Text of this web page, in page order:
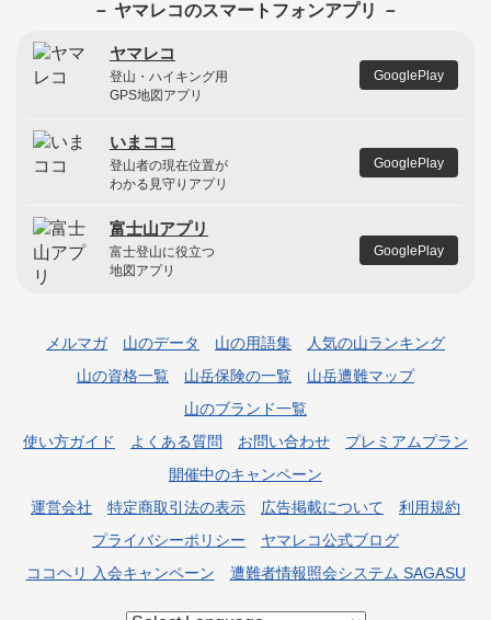
－ ヤマレコのスマートフォンアプリ －
ヤマレコ
登山・ハイキング用
GPS地図アプリ
GooglePlay
いまココ
登山者の現在位置が
わかる見守りアプリ
GooglePlay
富士山アプリ
富士登山に役立つ
地図アプリ
GooglePlay
メルマガ 山のデータ 山の用語集
人気の山ランキング
山の資格一覧
山岳保険の一覧
山岳遭難マップ
山のブランド一覧
使い方ガイド
よくある質問 お問い合わせ
プレミアムプラン
開催中のキャンペーン
運営会社
特定商取引法の表示 広告掲載について
利用規約
プライバシーポリシー
ヤマレコ公式ブログ
ココヘリ 入会キャンペーン
遭難者情報照会システム SAGASU